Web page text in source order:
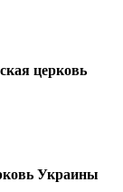
церковь
Украины